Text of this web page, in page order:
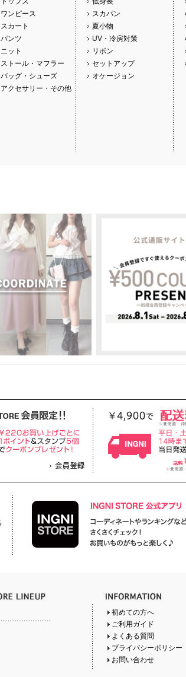
ワンピース
スカート
パンツ
ニット
ストール・マフラー
バッグ・シューズ
アクセサリー・その他
スカパン
夏小物
UV・冷房対策
リボン
セットアップ
オケージョン
初めての方へ
ご利用ガイド
よくある質問
プライバシーポリシー
お問い合わせ